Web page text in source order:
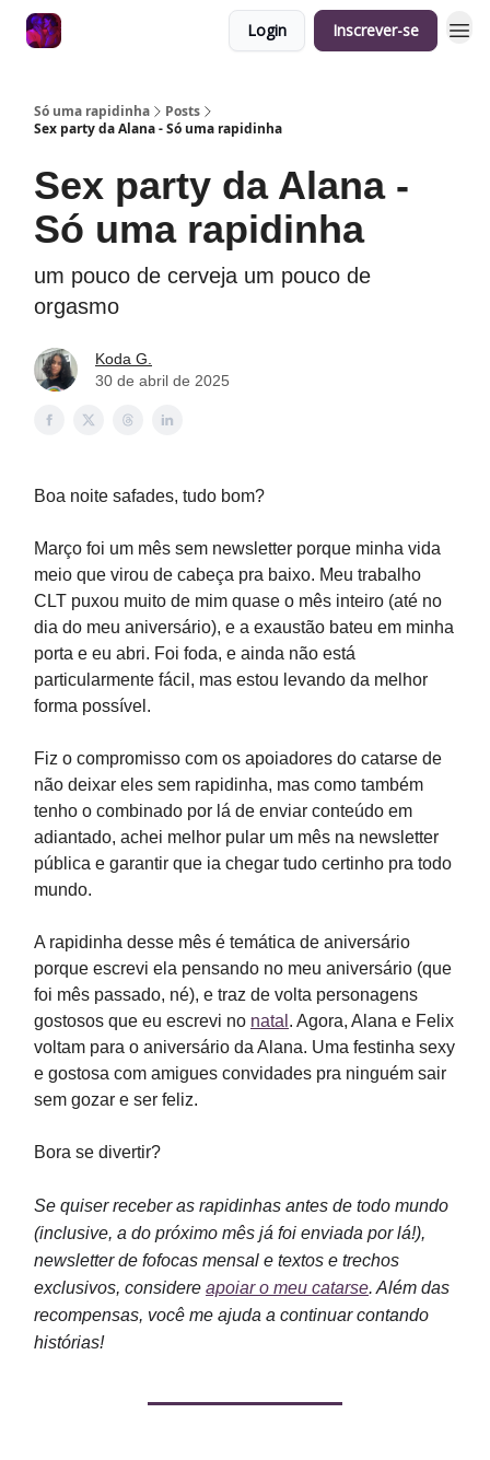
Login Inscrever-se
Só uma rapidinha
Posts
Sex party da Alana - Só uma rapidinha
Sex party da Alana -
Só uma rapidinha
um pouco de cerveja um pouco de
orgasmo
Koda G.
30 de abril de 2025
Boa noite safades, tudo bom?
Março foi um mês sem newsletter porque minha vida
meio que virou de cabeça pra baixo. Meu trabalho
CLT puxou muito de mim quase o mês inteiro (até no
dia do meu aniversário), e a exaustão bateu em minha
porta e eu abri. Foi foda, e ainda não está
particularmente fácil, mas estou levando da melhor
forma possível.
Fiz o compromisso com os apoiadores do catarse de
não deixar eles sem rapidinha, mas como também
tenho o combinado por lá de enviar conteúdo em
adiantado, achei melhor pular um mês na newsletter
pública e garantir que ia chegar tudo certinho pra todo
mundo.
A rapidinha desse mês é temática de aniversário
porque escrevi ela pensando no meu aniversário (que
foi mês passado, né), e traz de volta personagens
gostosos que eu escrevi no natal . Agora, Alana e Felix
voltam para o aniversário da Alana. Uma festinha sexy
e gostosa com amigues convidades pra ninguém sair
sem gozar e ser feliz.
Bora se divertir?
Se quiser receber as rapidinhas antes de todo mundo
(inclusive, a do próximo mês já foi enviada por lá!),
newsletter de fofocas mensal e textos e trechos
exclusivos, considere apoiar o meu catarse. Além das
recompensas, você me ajuda a continuar contando
histórias!